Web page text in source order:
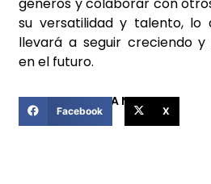
su versatilidad y talento, lo
llevará a seguir creciendo y
en el futuro.
COMPARTIR ESTA NOTICIA
Facebook X